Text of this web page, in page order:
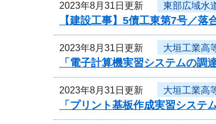
2023年8月31日更新 東部広域水
【建設工事】5債工東第7号／落
2023年8月31日更新 大垣工業高
「電子計算機実習システムの調
2023年8月31日更新 大垣工業高
「プリント基板作成実習システ